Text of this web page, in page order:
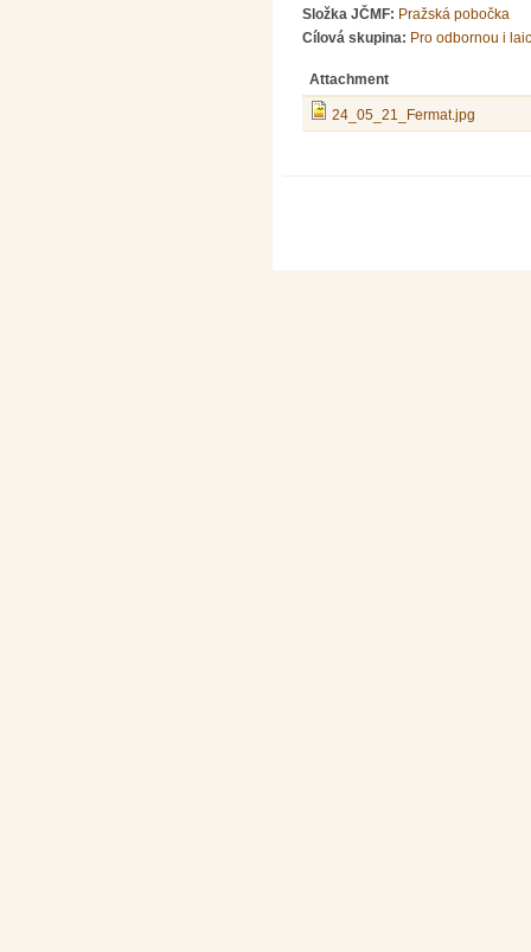
Složka JČMF: Pražská pobočka
Cílová skupina: Pro odbornou i
Attachment
24_05_21_Fermat.jpg